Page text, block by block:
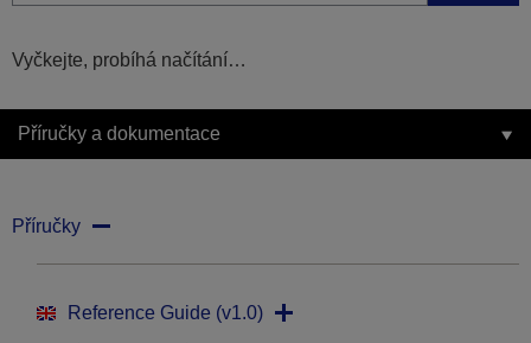
Vyčkejte, probíhá načítání…
Příručky a dokumentace
Příručky
Reference Guide (v1.0)